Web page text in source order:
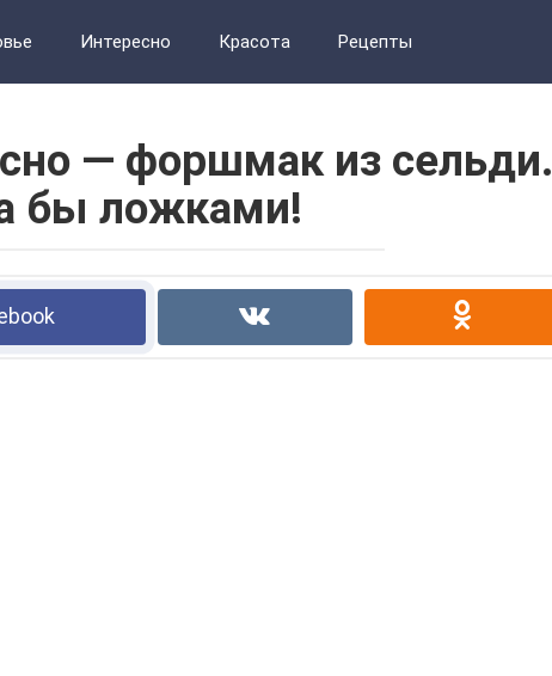
Интересно Красота Рецепты
— форшмак из сельди.
бы ложками!